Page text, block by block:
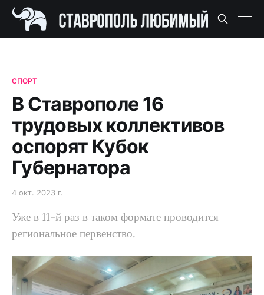
СПОРТ
В Ставрополе 16
трудовых коллективов
оспорят Кубок
Губернатора
4 окт. 2023 г.
Уже в 11-й раз в таком формате проводится
региональное первенство.